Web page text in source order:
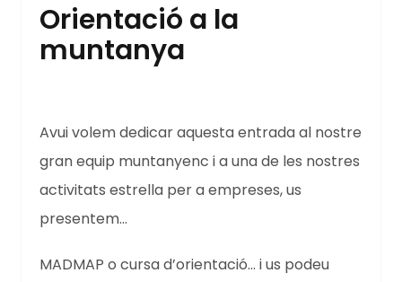
Orientació a la
muntanya
Avui volem dedicar aquesta entrada al nostre
gran equip muntanyenc i a una de les nostres
activitats estrella per a empreses, us
presentem...
MADMAP o cursa d’orientació... i us podeu